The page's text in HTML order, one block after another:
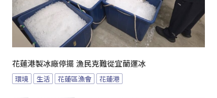
花蓮港製冰廠停擺 漁民克難從宜蘭運冰
環境 生活 花蓮區漁會 花蓮港